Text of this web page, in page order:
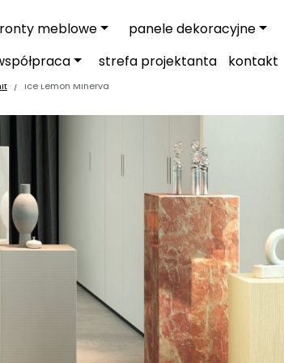
meblowe panele dekoracyjne
strefa projektanta kontakt
Ice Lemon Minerva